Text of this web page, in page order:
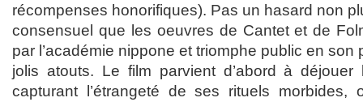
récompenses honorifiques). Pas un hasard non
consensuel que les oeuvres de Cantet et de
par l’académie nippone et triomphe public en
jolis atouts. Le film parvient d’abord à
capturant l’étrangeté de ses rituels morbides,